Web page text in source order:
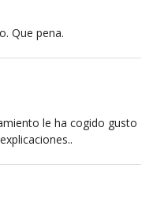
Que pena.
le ha cogido gusto